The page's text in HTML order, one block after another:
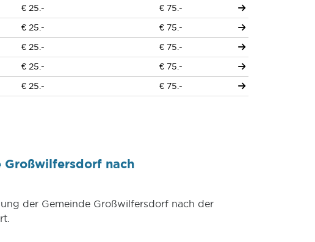
€ 25.-
€ 75.-
€ 25.-
€ 75.-
€ 25.-
€ 75.-
€ 25.-
€ 75.-
€ 25.- € 75.-
Großwilfersdorf nach
der Gemeinde Großwilfersdorf nach der